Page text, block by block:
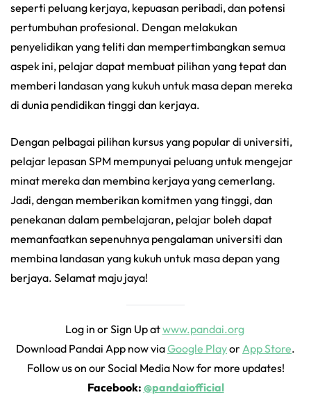
seperti peluang kerjaya, kepuasan peribadi, dan potensi
pertumbuhan profesional. Dengan melakukan
penyelidikan yang teliti dan mempertimbangkan semua
aspek ini, pelajar dapat membuat pilihan yang tepat dan
memberi landasan yang kukuh untuk masa depan mereka
di dunia pendidikan tinggi dan kerjaya.
Dengan pelbagai pilihan kursus yang popular di universiti,
pelajar lepasan SPM mempunyai peluang untuk mengejar
minat mereka dan membina kerjaya yang cemerlang.
Jadi, dengan memberikan komitmen yang tinggi, dan
penekanan dalam pembelajaran, pelajar boleh dapat
memanfaatkan sepenuhnya pengalaman universiti dan
membina landasan yang kukuh untuk masa depan yang
berjaya. Selamat maju jaya!
Log in or Sign Up atwww.pandai.org
Download Pandai App now viaGoogle PlayorApp Store.
Follow us on our Social Media Now for more updates!
Facebook: @pandaiofficial